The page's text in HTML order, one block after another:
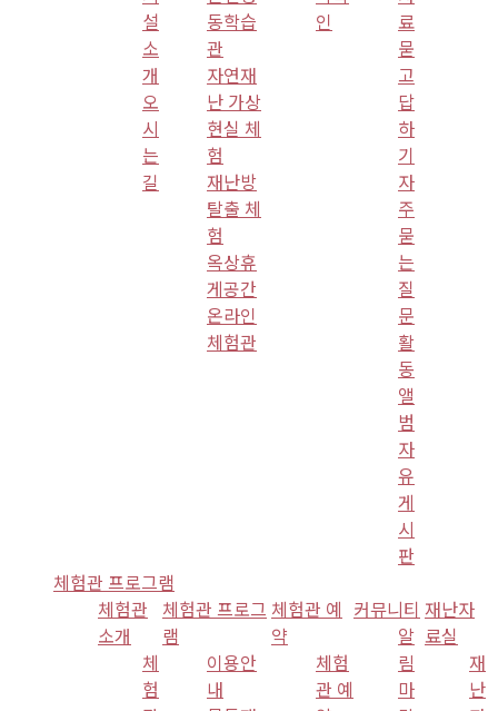
설
소
개
오
시
는
길
동학습
관
자연재
난 가상
현실 체
험
재난방
탈출 체
험
옥상휴
게공간
온라인
체험관
인
료
묻
고
답
하
기
자
주
묻
는
질
문
활
동
앨
범
자
유
게
시
판
체험관 프로그램
체험관
소개
체
험
체험관 프로그
램
이용안
내
체험관 예
약
체험
관 예
커뮤니티
알
림
마
재난자
료실
재
난